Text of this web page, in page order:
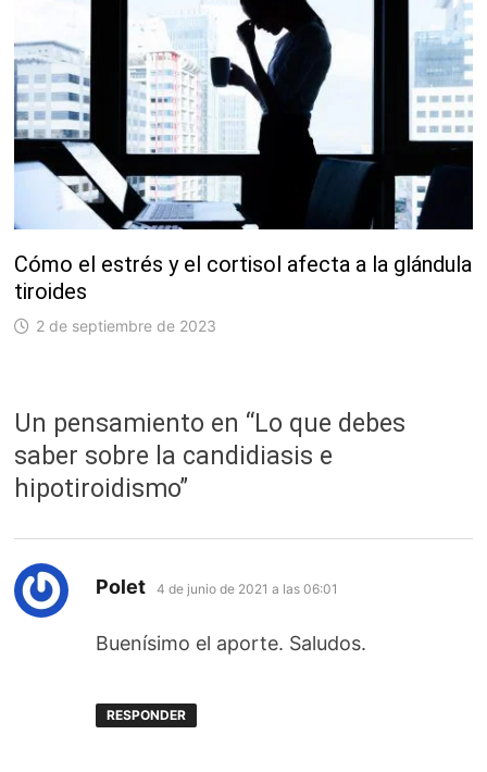
Cómo el estrés y el cortisol afecta a la glándula
tiroides
2 de septiembre de 2023
Un pensamiento en “Lo que debes
saber sobre la candidiasis e
hipotiroidismo”
Polet dice:
4 de junio de 2021 a las 06:01
Buenísimo el aporte. Saludos.
RESPONDER